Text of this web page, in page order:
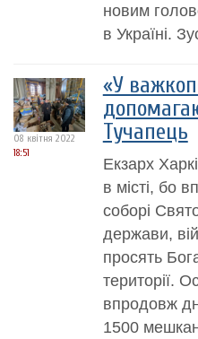
новим
в Україні.
08 квітня 2022
18:51
«У
Тучапець
Екзарх
в місті, бо
соборі
держави,
просять
території.
впродовж
1500